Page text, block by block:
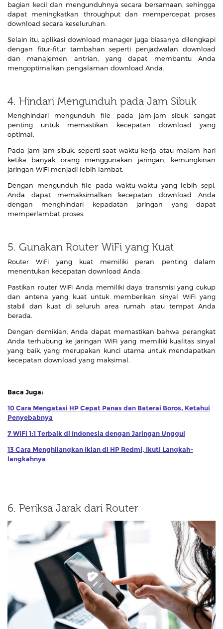
bagian kecil dan mengunduhnya secara bersamaan, sehingga
dapat meningkatkan throughput dan mempercepat proses
download secara keseluruhan.
Selain itu, aplikasi download manager juga biasanya dilengkapi
dengan fitur-fitur tambahan seperti penjadwalan download
dan manajemen antrian, yang dapat membantu Anda
mengoptimalkan pengalaman download Anda.
4. Hindari Mengunduh pada Jam Sibuk
Menghindari mengunduh file pada jam-jam sibuk sangat
penting untuk memastikan kecepatan download yang
optimal.
Pada jam-jam sibuk, seperti saat waktu kerja atau malam hari
ketika banyak orang menggunakan jaringan, kemungkinan
jaringan WiFi menjadi lebih lambat.
Dengan mengunduh file pada waktu-waktu yang lebih sepi,
Anda dapat memaksimalkan kecepatan download Anda
dengan menghindari kepadatan jaringan yang dapat
memperlambat proses.
5. Gunakan Router WiFi yang Kuat
Router WiFi yang kuat memiliki peran penting dalam
menentukan kecepatan download Anda.
Pastikan router WiFi Anda memiliki daya transmisi yang cukup
dan antena yang kuat untuk memberikan sinyal WiFi yang
stabil dan kuat di seluruh area rumah atau tempat Anda
berada.
Dengan demikian, Anda dapat memastikan bahwa perangkat
Anda terhubung ke jaringan WiFi yang memiliki kualitas sinyal
yang baik, yang merupakan kunci utama untuk mendapatkan
kecepatan download yang maksimal.
Baca Juga:
10 Cara Mengatasi HP Cepat Panas dan Baterai Boros, Ketahui
Penyebabnya
7 WiFi 1:1 Terbaik di Indonesia dengan Jaringan Unggul
13 Cara Menghilangkan Iklan di HP Redmi, Ikuti Langkah-
langkahnya
6. Periksa Jarak dari Router